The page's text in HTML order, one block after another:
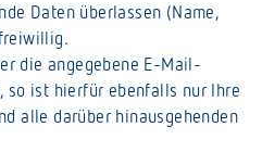
Daten überlassen (Name,
die angegebene E-Mail-
so ist hierfür ebenfalls nur Ihre
alle darüber hinausgehenden